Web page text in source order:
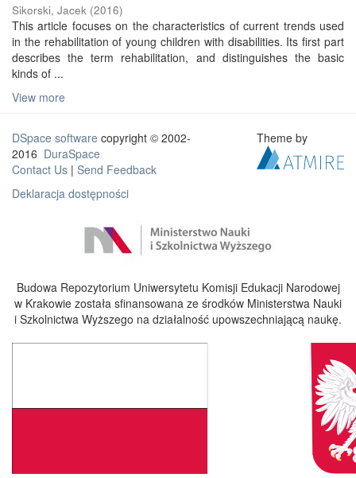
Sikorski, Jacek (2016)
This article focuses on the characteristics of current trends used
in the rehabilitation of young children with disabilities. Its first part
describes the term rehabilitation, and distinguishes the basic
kinds of ...
View more
DSpace software copyright © 2002-
2016 DuraSpace
Contact Us | Send Feedback
Deklaracja dostępności
Theme by
Budowa Repozytorium Uniwersytetu Komisji Edukacji Narodowej
w Krakowie została sfinansowana ze środków Ministerstwa Nauki
i Szkolnictwa Wyższego na działalność upowszechniającą naukę.